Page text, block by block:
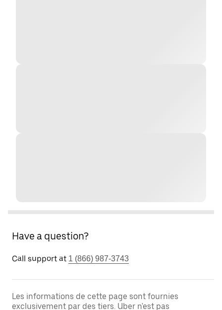
Have a question?
Call support at 1 (866) 987-3743
Les informations de cette page sont fournies
exclusivement par des tiers. Uber n'est pas